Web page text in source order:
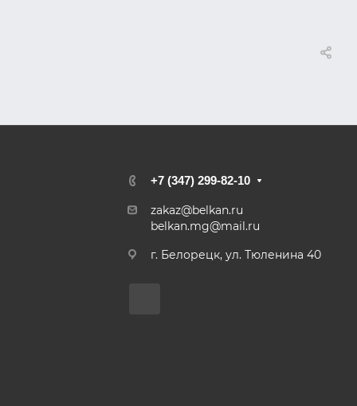
+7 (347) 299-82-10
zakaz@belkan.ru
belkan.mg@mail.ru
г. Белорецк, ул. Тюленина 40